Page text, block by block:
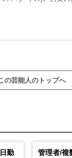
の芸能人のトップへ
勤
管理者/複